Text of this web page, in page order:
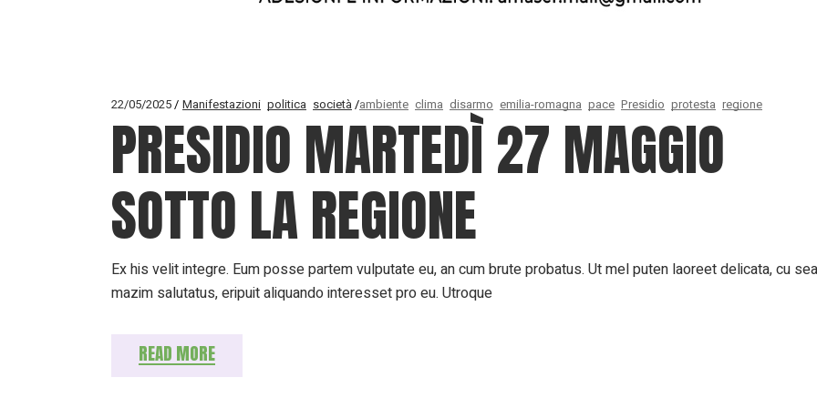
22/05/2025 Manifestazioni politica società ambiente clima disarmo emilia-romagna pace Presidio protesta regione
PRESIDIO MARTEDÌ 27 MAGGIO
SOTTO LA REGIONE
Ex his velit integre. Eum posse partem vulputate eu, an cum brute probatus. Ut mel puten laoreet delicata, cu
mazim salutatus, eripuit aliquando interesset pro eu. Utroque
READ MORE